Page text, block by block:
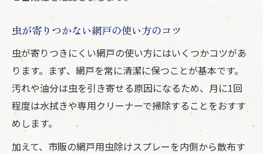
虫が寄りつかない網戸の使い方のコツ
虫が寄りつきにくい網戸の使い方にはいくつかコツがあ
ります。まず、網戸を常に清潔に保つことが基本です。
汚れや油分は虫を引き寄せる原因になるため、月に1回
程度は水拭きや専用クリーナーで掃除することをおすす
めします。
加えて、市販の網戸用虫除けスプレーを内側から散布す